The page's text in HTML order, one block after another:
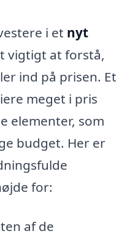
i et nyt
vigtigt at forstå,
ind på prisen. Et
meget i pris
elementer, som
budget. Her er
for:
af de